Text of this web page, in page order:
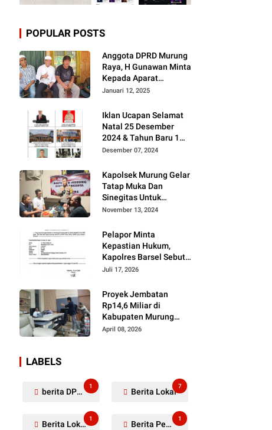
POPULAR POSTS
Anggota DPRD Murung
Raya, H Gunawan Minta
Kepada Aparat
Berantas judi dan
Instruksi Presiden RI
Januari 12, 2025
Iklan Ucapan Selamat
Natal 25 Desember
2024 & Tahun Baru 1
Januari 2025
Desember 07, 2024
Kapolsek Murung Gelar
Tatap Muka Dan
Sinegitas Untuk
Menjaga Situasi
Kondusif Dengan Insan
Pers
November 13, 2024
Pelapor Minta
Kepastian Hukum,
Kapolres Barsel Sebut
Dugaan Penyerobotan
Juli 17, 2026
Proyek Jembatan
Rp14,6 Miliar di
Kabupaten Murung
Raya Mangkrak,
April 08, 2026
LABELS
berita DPRD Murung Raya
1
Berita Lokal
7
Berita Lokal Kabupaten Barito Utara
1
Berita Pemkab Murung Raya
1